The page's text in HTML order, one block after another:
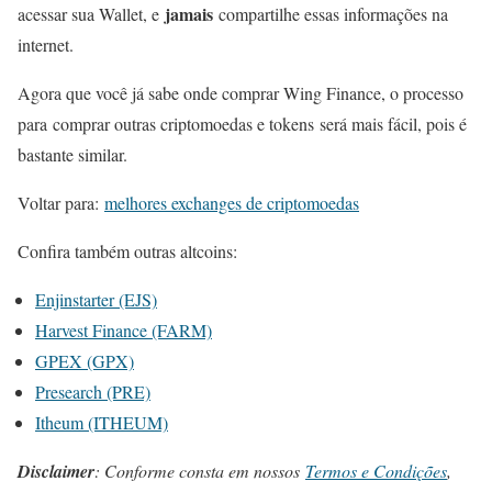
acessar sua Wallet, e jamais compartilhe essas informações na
internet.
Agora que você já sabe onde comprar Wing Finance, o processo
para comprar outras criptomoedas e tokens será mais fácil, pois é
bastante similar.
Voltar para: melhores exchanges de criptomoedas
Confira também outras altcoins:
Enjinstarter (EJS)
Harvest Finance (FARM)
GPEX (GPX)
Presearch (PRE)
Itheum (ITHEUM)
Disclaimer: Conforme consta em nossos Termos e Condições,